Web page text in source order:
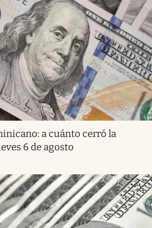
a cuánto cerró la
6 de agosto